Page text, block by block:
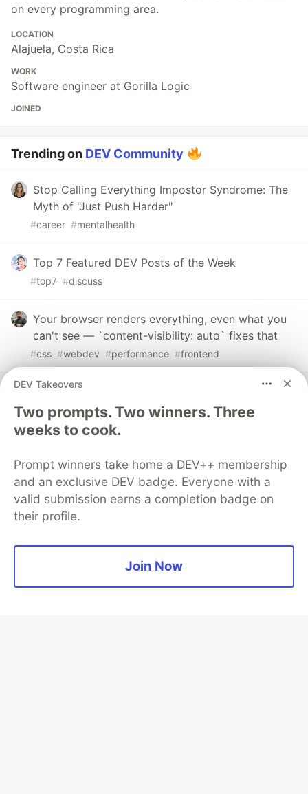
on every programming area.
LOCATION
Alajuela, Costa Rica
WORK
Software engineer at Gorilla Logic
JOINED
Trending on DEV Community
Stop Calling Everything Impostor Syndrome: The
Myth of "Just Push Harder"
#career #mentalhealth
Top 7 Featured DEV Posts of the Week
#top7 #discuss
Your browser renders everything, even what you
can't see — `content-visibility: auto` fixes that
#css #webdev #performance #frontend
DEV Takeovers
Two prompts. Two winners. Three
weeks to cook.
Prompt winners take home a DEV++ membership
and an exclusive DEV badge. Everyone with a
valid submission earns a completion badge on
their profile.
Join Now
💎 DEV Diamond Sponsors
Thank you to our Diamond Sponsors for supporting the
DEV Community
Google AI is the official AI Model
and Platform Partner of DEV